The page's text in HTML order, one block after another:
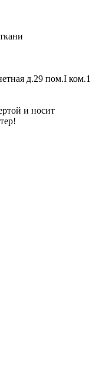
д.29 пом.I ком.1
и носит